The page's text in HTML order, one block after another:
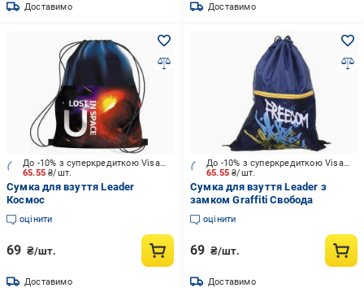
Доставимо Доставимо
65.55₴/шт.
До -10% з суперкредиткою Visa Вигода
Сумка для взуття Leader
Космос
оцінити
69 ₴/шт.
Доставимо
65.55₴/шт.
До -10% з суперкредиткою Visa Вигода
Сумка для взуття Leader з
замком Graffiti Свобода
оцінити
69 ₴/шт.
Доставимо